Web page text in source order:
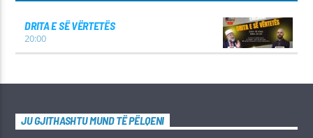
DRITA E SË VËRTETËS
20:00
JU GJITHASHTU MUND TË PËLQENI